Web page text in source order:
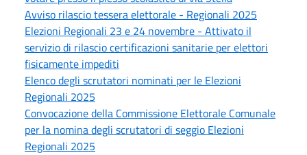
Avviso rilascio tessera elettorale - Regionali 2025
Elezioni Regionali 23 e 24 novembre - Attivato il
servizio di rilascio certificazioni sanitarie per elettori
fisicamente impediti
Elenco degli scrutatori nominati per le Elezioni
Regionali 2025
Convocazione della Commissione Elettorale Comunale
per la nomina degli scrutatori di seggio Elezioni
Regionali 2025